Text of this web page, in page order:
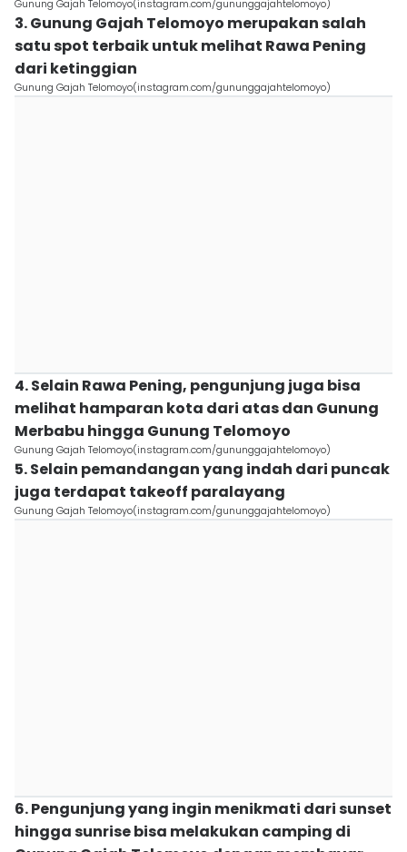
Gunung Gajah Telomoyo(instagram.com/gununggajahtelomoyo)
3. Gunung Gajah Telomoyo merupakan salah
satu spot terbaik untuk melihat Rawa Pening
dari ketinggian
Gunung Gajah Telomoyo(instagram.com/gununggajahtelomoyo)
4. Selain Rawa Pening, pengunjung juga bisa
melihat hamparan kota dari atas dan Gunung
Merbabu hingga Gunung Telomoyo
Gunung Gajah Telomoyo(instagram.com/gununggajahtelomoyo)
5. Selain pemandangan yang indah dari puncak
juga terdapat takeoff paralayang
Gunung Gajah Telomoyo(instagram.com/gununggajahtelomoyo)
6. Pengunjung yang ingin menikmati dari sunset
hingga sunrise bisa melakukan camping di